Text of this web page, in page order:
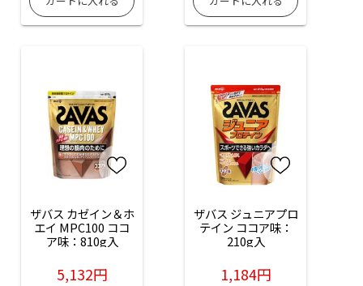
ザバス カゼイン＆ホ
エイ MPC100 ココ
ア味：810g入
5,132円
ザバス ジュニアプロ
テイン ココア味：
210g入
1,184円